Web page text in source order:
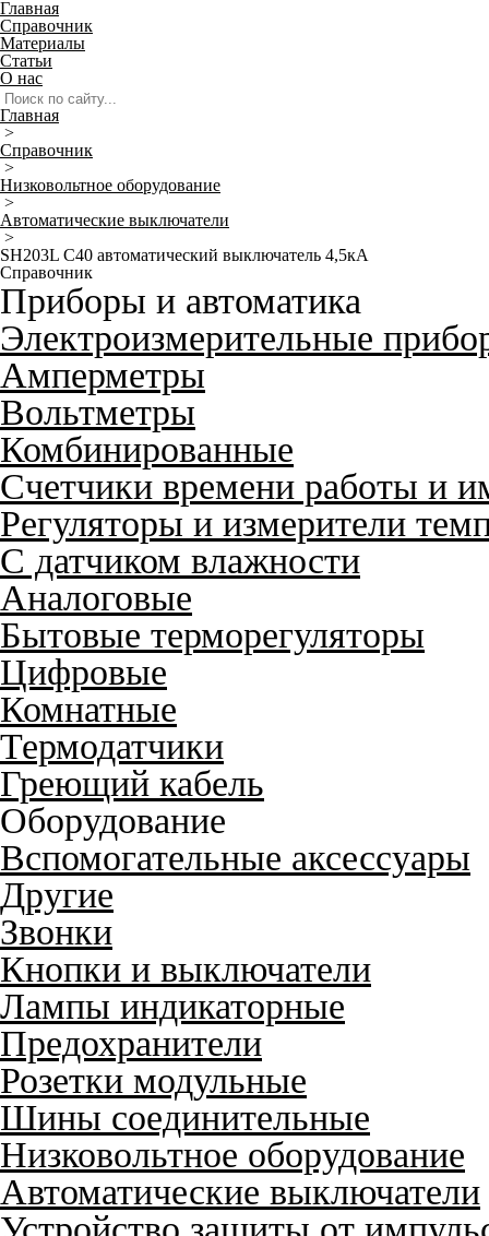
Главная
Справочник
Материалы
Статьи
О нас
Главная
>
Справочник
>
Низковольтное оборудование
>
Автоматические выключатели
>
SH203L C40 автоматический выключатель 4,5кА
Справочник
Приборы и автоматика
Электроизмерительные
Амперметры
Вольтметры
Комбинированные
Счетчики времени работы и
Регуляторы и измерители
С датчиком влажности
Аналоговые
Бытовые терморегуляторы
Цифровые
Комнатные
Термодатчики
Греющий кабель
Оборудование
Вспомогательные аксессуары
Другие
Звонки
Кнопки и выключатели
Лампы индикаторные
Предохранители
Розетки модульные
Шины соединительные
Низковольтное оборудование
Автоматические выключатели